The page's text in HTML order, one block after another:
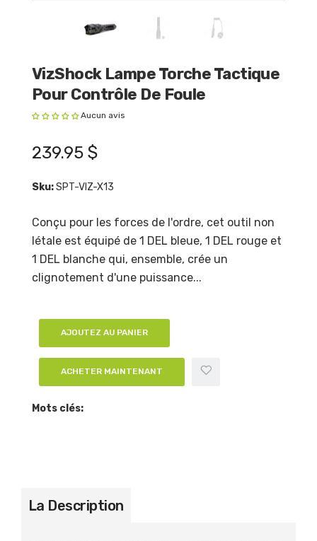
VizShock Lampe Torche Tactique
Pour Contrôle De Foule
Aucun avis
239.95 $
Sku:SPT-VIZ-X13
Conçu pour les forces de l'ordre, cet outil non
létale est équipé de 1 DEL bleue, 1 DEL rouge et
1 DEL blanche qui, ensemble, crée un
clignotement d'une puissance...
AJOUTEZ AU PANIER
ACHETER MAINTENANT
Mots clés:
La Description